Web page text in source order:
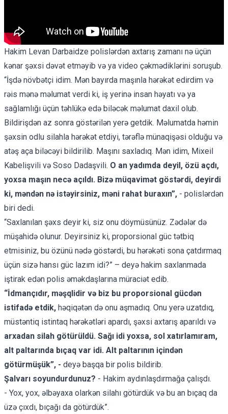
Hakim Levan Darbaidze polislərdən axtarış zamanı nə üçün
kənar şəxsi dəvət etməyib və ya video çəkmədiklərini soruşub.
“İşdə növbətçi idim. Mən bayırda maşınla hərəkət edirdim və
rəis mənə məlumat verdi ki, iş yerinə insan həyatı və ya
sağlamlığı üçün təhlükə edə biləcək məlumat daxil olub.
Bildirişdən az sonra göstərilən yerə getdik. Məlumatda həmin
şəxsin odlu silahla hərəkət etdiyi, tərəflə münaqişəsi olduğu və
atəş aça biləcəyi bildirilib. Maşını saxladıq. Mən idim, Mixeil
Kabelişvili və Soso Dadaşvili. O an yadımda deyil, özü açdı,
yoxsa maşın necə açıldı. Bizə müqavimət göstərdi, deyirdi
ki, məndən nə istəyirsiniz, məni rahat buraxın”, - polislərdən
biri dedi.
“Saxlanılan şəxs deyir ki, siz onu döymüsünüz. Zədələr də
müşahidə olunur. Deyirsiniz ki, proporsional güc tətbiq
etmisiniz, bu özünü nədə göstərdi, bu hərəkəti sona çatdırmaq
üçün sizə hansı güc lazım idi?” – deyə hakim saxlanmada
iştirak edən polis əməkdaşlarına müraciət edib.
“İdmançıdır, məşqlidir və biz bu proporsional gücdən
istifadə etdik, həqiqətən də onu aşmadıq. Onu yerə uzatdıq,
müstəntiq istintaq hərəkətləri apardı, şəxsi axtarış aparıldı və
arxadan silah götürüldü. Sağı idi yoxsa, sol xatırlamıram,
alt paltarında bıçaq var idi. Alt paltarının içindən
götürmüşük”, - deyə başqa bir polis bildirib.
Şalvarı soyundurdunuz? - Hakim aydınlaşdırmağa çalışdı.
- Yox, yox, əlbəyaxa olarkən silahı götürdük və bu an bıçaq da
üzə çıxdı, bıçağı da götürdük”.